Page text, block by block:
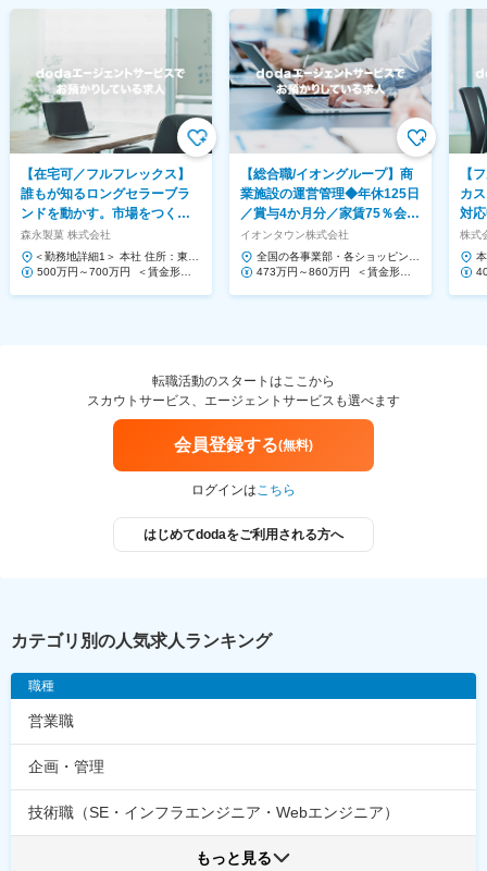
【在宅可／フルフレックス】
誰もが知るロングセラーブラ
ンドを動かす。市場をつくる
提案営業◆ハイチュウ等
森永製菓 株式会社
＜勤務地詳細1＞ 本社 住所：東京
都港区芝浦1-13-16 勤務地最寄
500万円～700万円 ＜賃金形態
【総合職/イオングループ】商
業施設の運営管理◆年休125日
／賞与4か月分／家賃75％会社
負担！
イオンタウン株式会社
全国の各事業部・各ショッピング
センター 住所：千葉県千葉市美浜
473万円～860万円 ＜賃金形態
【
カ
対
株式
1
転職活動のスタートはここから
スカウトサービス、エージェントサービスも選べます
会員登録する(無料)
ログインはこちら
はじめてdodaをご利用される方へ
カテゴリ別の人気求人ランキング
職種
営業職
企画・管理
技術職（SE・インフラエンジニア・Webエンジニア）
もっと見る